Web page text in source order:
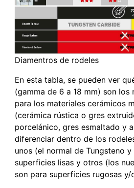
Diamentros de rodeles
En esta tabla, se pueden ver
(gamma de 6 a 18 mm) son los
para los materiales cerámicos
(cerámica rústica o gres
porcelánico, gres esmaltado y
diferenciar dentro de los
unos (el normal de Tungsteno y
superficies lisas y otros (los
son para superficies rugosas y/